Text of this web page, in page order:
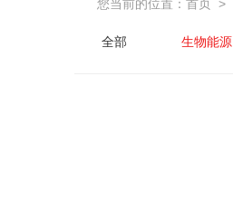
您当前的位置： 首页 >
全部 生物能源